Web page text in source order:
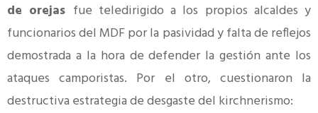
de orejas fue teledirigido a los propios alcaldes y
funcionarios del MDF por la pasividad y falta de reflejos
demostrada a la hora de defender la gestión ante los
ataques camporistas. Por el otro, cuestionaron la
destructiva estrategia de desgaste del kirchnerismo: